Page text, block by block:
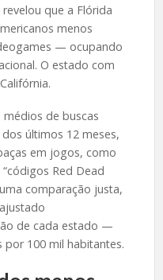
que a Flórida
menos
— ocupando
O estado com
de buscas
últimos 12 meses,
em jogos, como
Red Dead
comparação justa,
de cada estado —
por 100 mil habitantes.